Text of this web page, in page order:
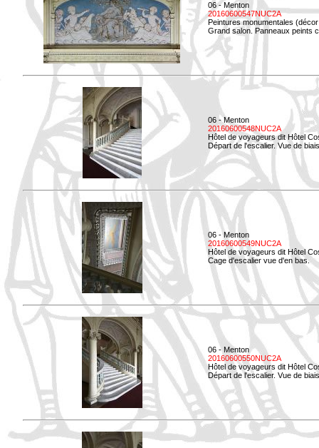
06 - Menton
20160600547NUC2A
Peintures monumentales
Grand salon. Panneaux peints
06 - Menton
20160600548NUC2A
Hôtel de voyageurs dit Hôtel
Départ de l'escalier. Vue de
06 - Menton
20160600549NUC2A
Hôtel de voyageurs dit Hôtel
Cage d'escalier vue d'en bas.
06 - Menton
20160600550NUC2A
Hôtel de voyageurs dit Hôtel
Départ de l'escalier. Vue de